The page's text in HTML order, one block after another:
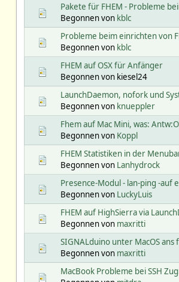
Pakete für FHEM - Probleme
Begonnen von kblc
Probleme beim einrichten von
Begonnen von kblc
FHEM auf OSX für Anfänger
Begonnen von kiesel24
LaunchDaemon, nofork und
Begonnen von knueppler
Fhem auf Mac Mini, was:
Begonnen von Koppl
FHEM Statistiken in der
Begonnen von Lanhydrock
Presence-Modul - lan-ping -auf
Begonnen von LuckyLuis
FHEM auf HighSierra via
Begonnen von maxritti
SIGNALduino unter MacOS
Begonnen von maxritti
MacBook Probleme bei SSH